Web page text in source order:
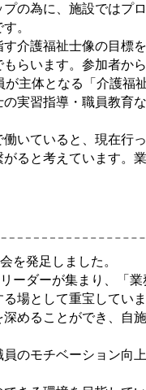
の為に、施設ではプ
。
介護福祉士像の目標
らいます。参加者か
主体となる「介護福
実習指導・職員教育
いていると、現在行
ると考えています。
を発足しました。
ーダーが集まり、「
場として重宝していま
めることができ、自
のモチベーション向